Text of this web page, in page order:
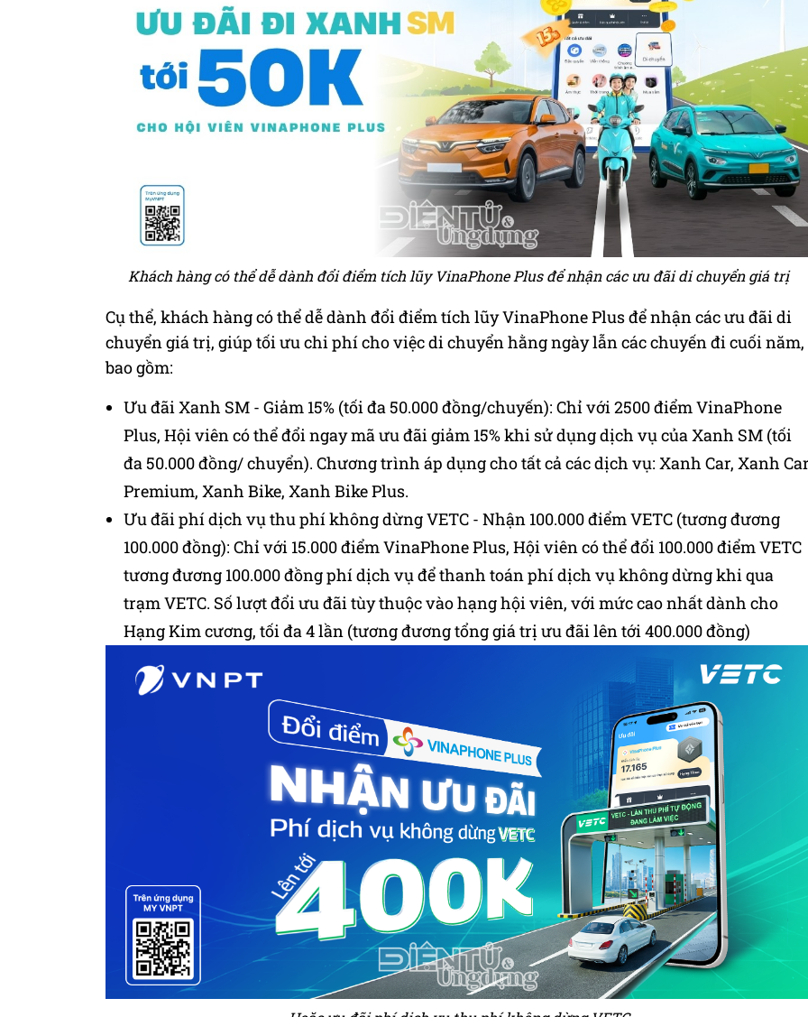
Khách hàng có thể dễ dành đổi điểm tích lũy VinaPhone Plus để nhận các ưu đãi di chuyển giá trị
Cụ thể, khách hàng có thể dễ dành đổi điểm tích lũy VinaPhone Plus để nhận các ưu đãi di
chuyển giá trị, giúp tối ưu chi phí cho việc di chuyển hằng ngày lẫn các chuyến đi cuối năm,
bao gồm:
Ưu đãi Xanh SM - Giảm 15% (tối đa 50.000 đồng/chuyến): Chỉ với 2500 điểm VinaPhone
Plus, Hội viên có thể đổi ngay mã ưu đãi giảm 15% khi sử dụng dịch vụ của Xanh SM (tối
đa 50.000 đồng/ chuyển). Chương trình áp dụng cho tất cả các dịch vụ: Xanh Car, Xanh Car
Premium, Xanh Bike, Xanh Bike Plus.
Ưu đãi phí dịch vụ thu phí không dừng VETC - Nhận 100.000 điểm VETC (tương đương
100.000 đồng): Chỉ với 15.000 điểm VinaPhone Plus, Hội viên có thể đổi 100.000 điểm VETC
tương đương 100.000 đồng phí dịch vụ để thanh toán phí dịch vụ không dừng khi qua
trạm VETC. Số lượt đổi ưu đãi tùy thuộc vào hạng hội viên, với mức cao nhất dành cho
Hạng Kim cương, tối đa 4 lần (tương đương tổng giá trị ưu đãi lên tới 400.000 đồng)